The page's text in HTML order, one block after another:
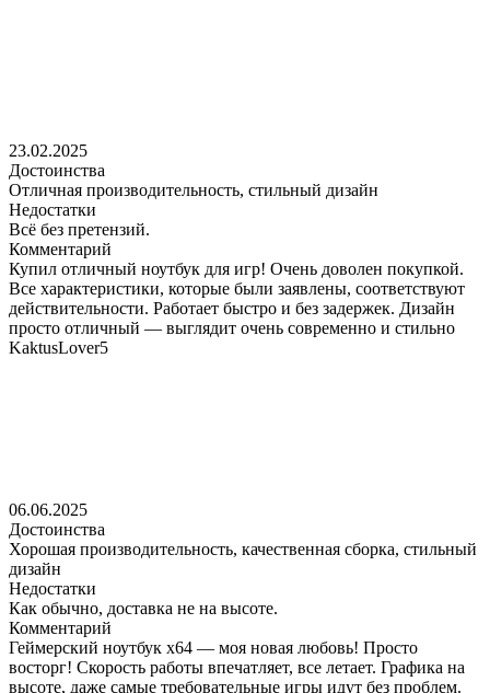
23.02.2025
Достоинства
Отличная производительность, стильный дизайн
Недостатки
Всё без претензий.
Комментарий
Купил отличный ноутбук для игр! Очень доволен покупкой.
Все характеристики, которые были заявлены, соответствуют
действительности. Работает быстро и без задержек. Дизайн
просто отличный — выглядит очень современно и стильно
KaktusLover5
06.06.2025
Достоинства
Хорошая производительность, качественная сборка, стильный
дизайн
Недостатки
Как обычно, доставка не на высоте.
Комментарий
Геймерский ноутбук x64 — моя новая любовь! Просто
восторг! Скорость работы впечатляет, все летает. Графика на
высоте, даже самые требовательные игры идут без проблем.